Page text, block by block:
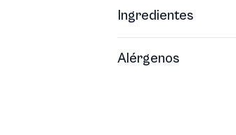
Ingredientes
Alérgenos